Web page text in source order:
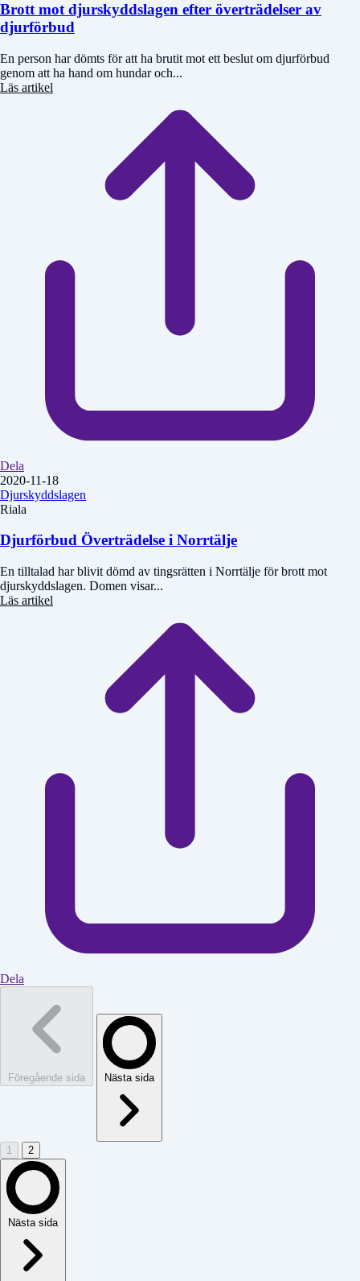
Brott mot djurskyddslagen efter överträdelser av
djurförbud
En person har dömts för att ha brutit mot ett beslut om djurförbud
genom att ha hand om hundar och...
Läs artikel
Dela
2020-11-18
Djurskyddslagen
Riala
Djurförbud Överträdelse i Norrtälje
En tilltalad har blivit dömd av tingsrätten i Norrtälje för brott mot
djurskyddslagen. Domen visar...
Läs artikel
Dela
Föregående sida Nästa sida
1 2
Nästa sida